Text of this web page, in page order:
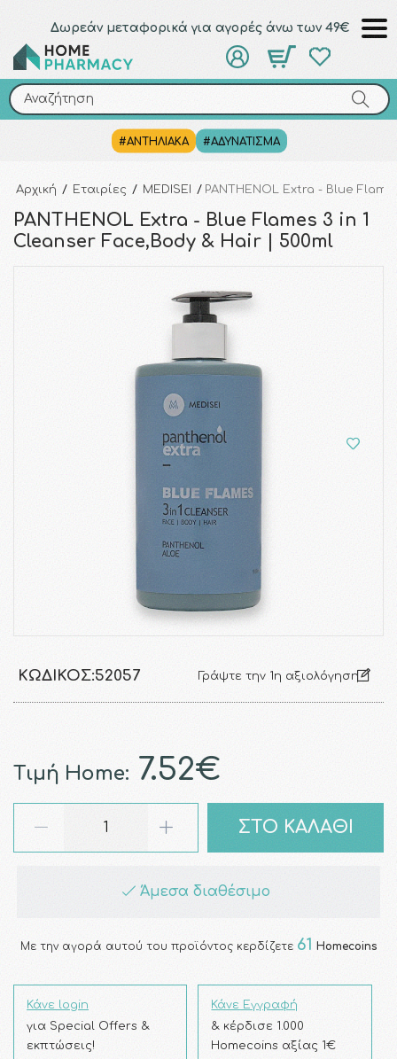
Δωρεάν μεταφορικά για αγορές άνω των 49€
Αναζήτηση
#ΑΝΤΗΛΙΑΚΑ #ΑΔΥΝΑΤΙΣΜΑ
Αναζήτηση
Αρχική / Εταιρίες / MEDISEI / PANTHENOL Extra - Blue
PANTHENOL Extra - Blue Flames 3 in 1
Cleanser Face,Body & Hair | 500ml
ΚΩΔΙΚΌΣ:52057 Γράψτε την 1η αξιολόγηση
Τιμή Home: 7.52€
ΣΤΟ ΚΑΛΑΘΙ
Άμεσα διαθέσιμο
Με την αγορά αυτού του προϊόντος κερδίζετε 61 Homecoins
Κάνε login
για Special Offers &
εκπτώσεις!
Κάνε Εγγραφή
& κέρδισε 1.000
Homecoins αξίας 1€